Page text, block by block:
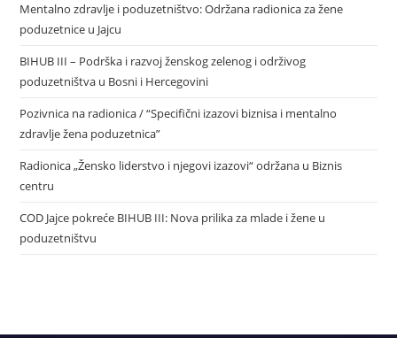
Mentalno zdravlje i poduzetništvo: Održana radionica za žene
poduzetnice u Jajcu
BIHUB III – Podrška i razvoj ženskog zelenog i održivog
poduzetništva u Bosni i Hercegovini
Pozivnica na radionica / “Specifični izazovi biznisa i mentalno
zdravlje žena poduzetnica”
Radionica „Žensko liderstvo i njegovi izazovi“ održana u Biznis
centru
COD Jajce pokreće BIHUB III: Nova prilika za mlade i žene u
poduzetništvu